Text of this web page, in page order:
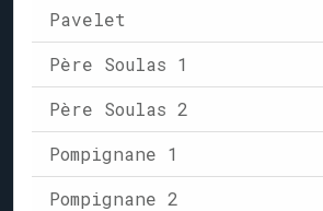
Pavelet
Père Soulas 1
Père Soulas 2
Pompignane 1
Pompignane 2